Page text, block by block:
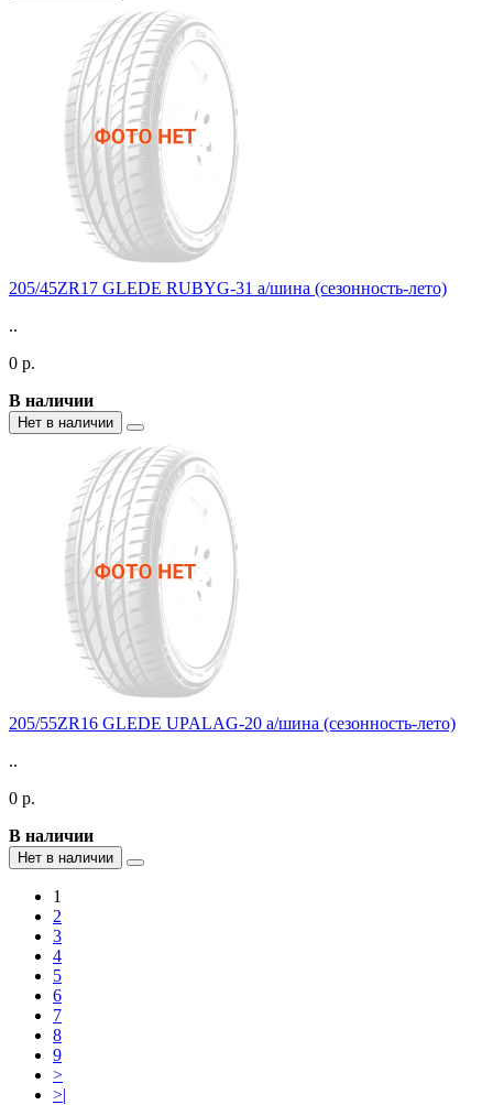
205/45ZR17 GLEDE RUBYG-31 а/шина (сезонность-лето)
..
0 р.
В наличии
Нет в наличии
205/55ZR16 GLEDE UPALAG-20 а/шина (сезонность-лето)
..
0 р.
В наличии
Нет в наличии
1
2
3
4
5
6
7
8
9
>
>|